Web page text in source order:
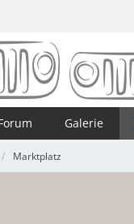
Galerie
Marktplatz